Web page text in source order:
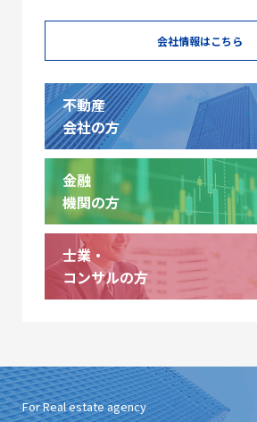
会社情報はこちら
不動産
会社の方
金融
機関の方
士業・
コンサルの方
For Real estate agency